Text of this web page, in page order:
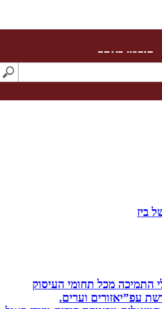
באתר
מכל תחומי העיסוק
וערים.